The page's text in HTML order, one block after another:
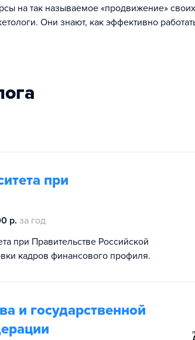
на так называемое «продвижение» своих
Они знают, как эффективно
при
р. за год
при Правительстве Российской
кадров финансового профиля.
и государственной